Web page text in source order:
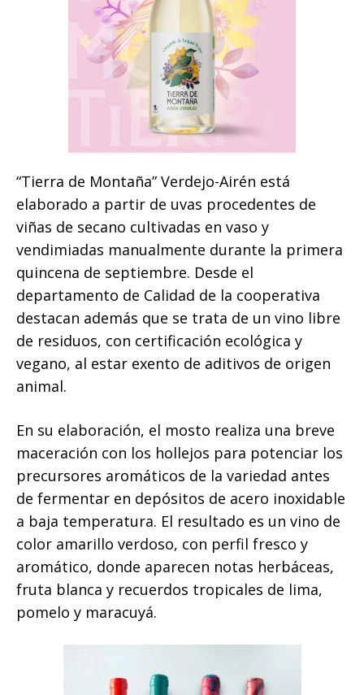
“Tierra de Montaña” Verdejo-Airén está
elaborado a partir de uvas procedentes de
viñas de secano cultivadas en vaso y
vendimiadas manualmente durante la primera
quincena de septiembre. Desde el
departamento de Calidad de la cooperativa
destacan además que se trata de un vino libre
de residuos, con certificación ecológica y
vegano, al estar exento de aditivos de origen
animal.
En su elaboración, el mosto realiza una breve
maceración con los hollejos para potenciar los
precursores aromáticos de la variedad antes
de fermentar en depósitos de acero inoxidable
a baja temperatura. El resultado es un vino de
color amarillo verdoso, con perfil fresco y
aromático, donde aparecen notas herbáceas,
fruta blanca y recuerdos tropicales de lima,
pomelo y maracuyá.